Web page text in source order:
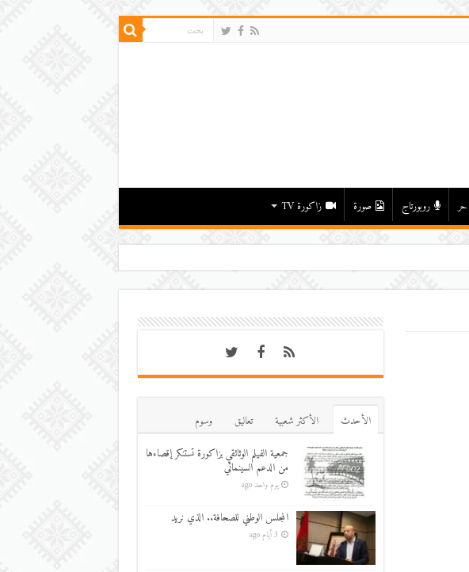
حر روبورتاج صورة زاكورة TV
اﻷحدث اﻷكثر شعبية تعاليق
وسوم
جمعية الفيلم الوثائقي بزاكورة تستنكر إقصاءها
من الدعم السينمائي
يوم واحد ago
المجلس الوطني للصحافة.. الذي نريد
3 أيام ago